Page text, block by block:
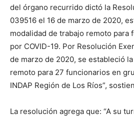
del órgano recurrido dictó la
039516 el 16 de marzo de 2020,
modalidad de trabajo remoto para
por COVID-19. Por Resolución
de marzo de 2020, se estableció
remoto para 27 funcionarios en
INDAP Región de Los Ríos”,
La resolución agrega que: “A su